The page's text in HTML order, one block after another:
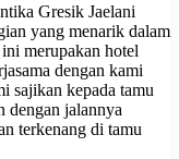
Gresik Jaelani
yang menarik dalam
merupakan hotel
dengan kami
sajikan kepada tamu
dengan jalannya
terkenang di tamu